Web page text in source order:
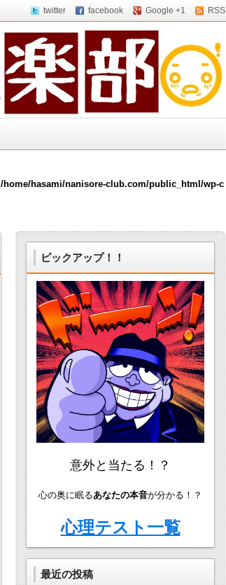
twitter facebook Google +1 RSS
/home/hasami/nanisore-club.com/public_html/wp-c
ピックアップ！！
意外と当たる！？
心の奥に眠るあなたの本音が分かる！？
心理テスト一覧
最近の投稿